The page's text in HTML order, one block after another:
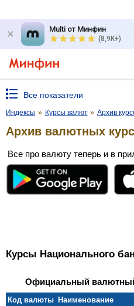
Multi от Минфин
(8,9K+)
Все показатели
Индексы » Курсы валют » Архив
Архив валютных
Все про валюту теперь и в
Курсы Национального
Официальный валютный
Код валюты Наименование